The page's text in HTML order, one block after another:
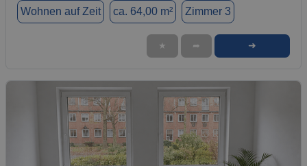
Wohnen auf Zeit ca. 64,00 m² Zimmer 3
★ ➦ ➜